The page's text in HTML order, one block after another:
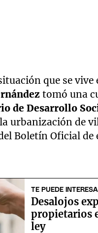
que se vive
tomó una
de Desarrollo
urbanización de
Boletín Oficial de
TE PUEDE
Desalojos
propietarios
ley